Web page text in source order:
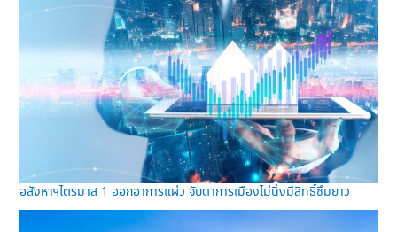
อสังหาฯไตรมาส 1 ออกอาการแผ่ว จับตาการเมืองไม่นิ่งมีสิทธิ์ซึมยาว